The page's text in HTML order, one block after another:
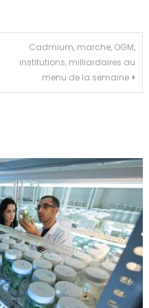
Cadmium, marche, OGM,
institutions, milliardaires au
menu de la semaine